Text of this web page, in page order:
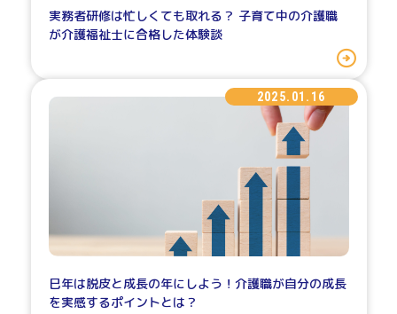
実務者研修は忙しくても取れる？ 子育て中の介護職
が介護福祉士に合格した体験談
2025.01.16
巳年は脱皮と成長の年にしよう！介護職が自分の成長
を実感するポイントとは？